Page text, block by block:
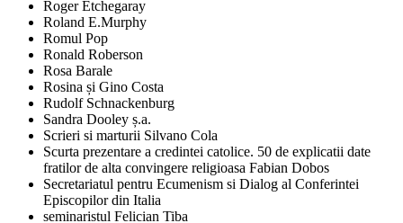
Roger Etchegaray
Roland E.Murphy
Romul Pop
Ronald Roberson
Rosa Barale
Rosina și Gino Costa
Rudolf Schnackenburg
Sandra Dooley ș.a.
Scrieri si marturii Silvano Cola
Scurta prezentare a credintei catolice. 50 de explicatii date
fratilor de alta convingere religioasa Fabian Dobos
Secretariatul pentru Ecumenism si Dialog al Conferintei
Episcopilor din Italia
seminaristul Felician Tiba